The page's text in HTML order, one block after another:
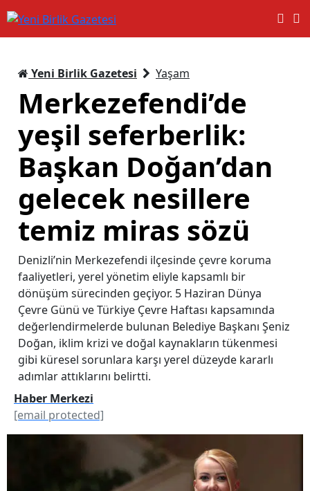
Yeni Birlik Gazetesi Yaşam
Merkezefendi’de
yeşil seferberlik:
Başkan Doğan’dan
gelecek nesillere
temiz miras sözü
Denizli’nin Merkezefendi ilçesinde çevre koruma
faaliyetleri, yerel yönetim eliyle kapsamlı bir
dönüşüm sürecinden geçiyor. 5 Haziran Dünya
Çevre Günü ve Türkiye Çevre Haftası kapsamında
değerlendirmelerde bulunan Belediye Başkanı Şeniz
Doğan, iklim krizi ve doğal kaynakların tükenmesi
gibi küresel sorunlara karşı yerel düzeyde kararlı
adımlar attıklarını belirtti.
Haber Merkezi
[email protected]